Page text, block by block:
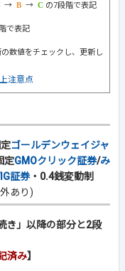
→ → の7段階で表記
で表記
数値をチェックし、更新し
注意点
ゴールデンウェイジャ
定GMOクリック証券/み
IG証券・0.4銭変動制
あり)
き」以降の部分と2段
済み】